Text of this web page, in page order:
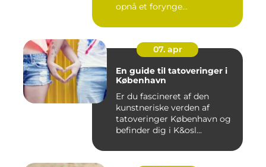
opnå et forynge...
07. apr
En guide til tatoveringer i
København
Er du fascineret af den
kunstneriske verden af
tatoveringer København og
befinder dig i K&osl...